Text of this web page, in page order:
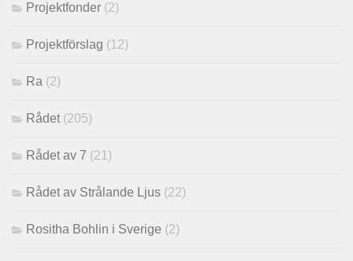
Projektfonder (2)
Projektförslag (12)
Ra (2)
Rådet (205)
Rådet av 7 (21)
Rådet av Strålande Ljus (22)
Rositha Bohlin i Sverige (2)